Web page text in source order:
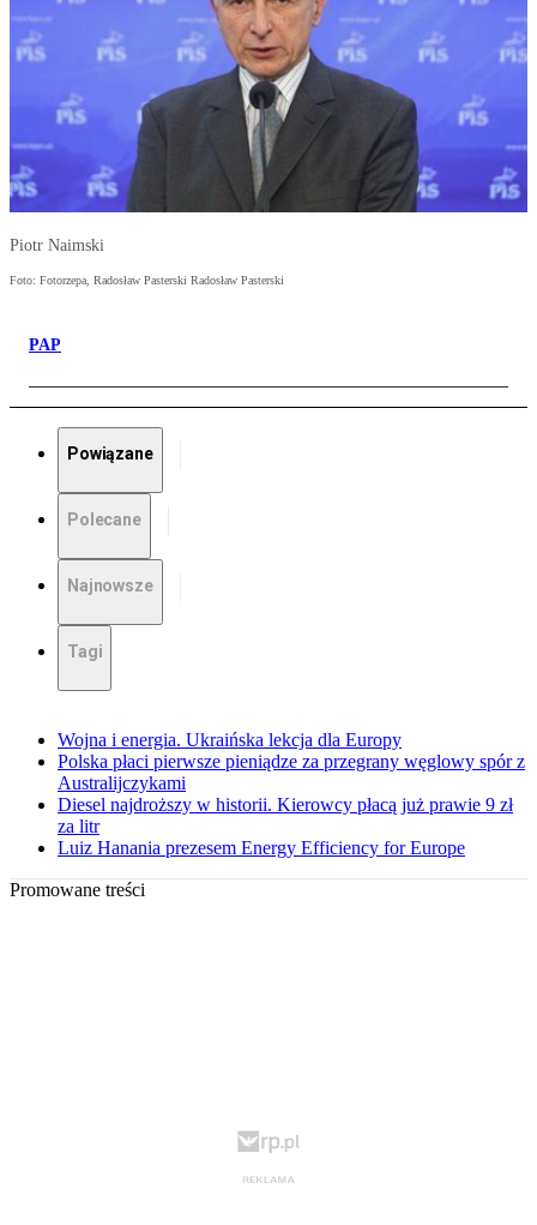
Piotr Naimski
Foto: Fotorzepa, Radosław Pasterski Radosław Pasterski
PAP
Powiązane
Polecane
Najnowsze
Tagi
Wojna i energia. Ukraińska lekcja dla Europy
Polska płaci pierwsze pieniądze za przegrany węglowy spór z
Australijczykami
Diesel najdroższy w historii. Kierowcy płacą już prawie 9 zł
za litr
Luiz Hanania prezesem Energy Efficiency for Europe
Promowane treści